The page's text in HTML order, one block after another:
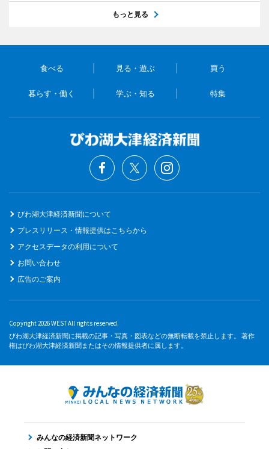
もっと見る
食べる 見る・遊ぶ 買う
暮らす・働く 学ぶ・知る 特集
びわ湖大津経済新聞について
プレスリリース・情報提供はこちらから
アクセスデータの利用について
お問い合わせ
広告のご案内
Copyright 2026 WEST All rights reserved.
びわ湖大津経済新聞に掲載の記事・写真・図表などの無断転載を禁止します。 著作
権はびわ湖大津経済新聞またはその情報提供者に属します。
みんなの経済新聞ネットワーク